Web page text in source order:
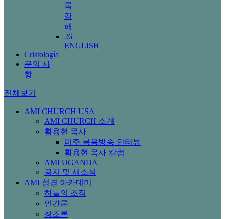
록
강
해
26
ENGLISH
Cristología
문의 사
항
전체보기
AMI CHURCH USA
AMI CHURCH 소개
황용현 목사
미주 복음방송 인터뷰
황용현 목사 칼럼
AMI UGANDA
공지 및 새소식
AMI 성경 아카데미
하늘의 조직
인간론
창조론